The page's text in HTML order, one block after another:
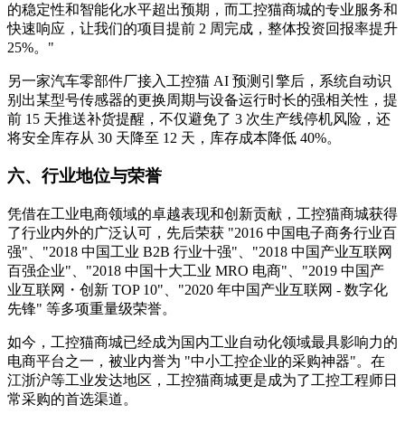
的稳定性和智能化水平超出预期，而工控猫商城的专业服务和
快速响应，让我们的项目提前 2 周完成，整体投资回报率提升
25%。"
另一家汽车零部件厂接入工控猫 AI 预测引擎后，系统自动识
别出某型号传感器的更换周期与设备运行时长的强相关性，提
前 15 天推送补货提醒，不仅避免了 3 次生产线停机风险，还
将安全库存从 30 天降至 12 天，库存成本降低 40%。
六、行业地位与荣誉
凭借在工业电商领域的卓越表现和创新贡献，工控猫商城获得
了行业内外的广泛认可，先后荣获 "2016 中国电子商务行业百
强"、"2018 中国工业 B2B 行业十强"、"2018 中国产业互联网
百强企业"、"2018 中国十大工业 MRO 电商"、"2019 中国产
业互联网・创新 TOP 10"、"2020 年中国产业互联网 - 数字化
先锋" 等多项重量级荣誉。
如今，工控猫商城已经成为国内工业自动化领域最具影响力的
电商平台之一，被业内誉为 "中小工控企业的采购神器"。在
江浙沪等工业发达地区，工控猫商城更是成为了工控工程师日
常采购的首选渠道。